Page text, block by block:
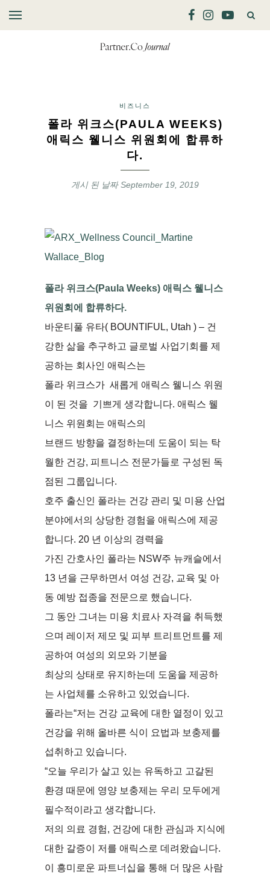
비즈니스
폴라 위크스(PAULA WEEKS)
애릭스 웰니스 위원회에 합류하
다.
게시 된 날짜September 19, 2019
폴라 위크스(Paula Weeks) 애릭스 웰니스
위원회에 합류하다.
바운티풀 유타( BOUNTIFUL, Utah ) – 건
강한 삶을 추구하고 글로벌 사업기회를 제
공하는 회사인 애릭스는
폴라 위크스가 새롭게 애릭스 웰니스 위원
이 된 것을 기쁘게 생각합니다. 애릭스 웰
니스 위원회는 애릭스의
브랜드 방향을 결정하는데 도움이 되는 탁
월한 건강, 피트니스 전문가들로 구성된 독
점된 그룹입니다.
호주 출신인 폴라는 건강 관리 및 미용 산업
분야에서의 상당한 경험을 애릭스에 제공
합니다. 20 년 이상의 경력을
가진 간호사인 폴라는 NSW주 뉴캐슬에서
13 년을 근무하면서 여성 건강, 교육 및 아
동 예방 접종을 전문으로 했습니다.
그 동안 그녀는 미용 치료사 자격을 취득했
으며 레이저 제모 및 피부 트리트먼트를 제
공하여 여성의 외모와 기분을
최상의 상태로 유지하는데 도움을 제공하
는 사업체를 소유하고 있었습니다.
폴라는“저는 건강 교육에 대한 열정이 있고
건강을 위해 올바른 식이 요법과 보충제를
섭취하고 있습니다.
“오늘 우리가 살고 있는 유독하고 고갈된
환경 때문에 영양 보충제는 우리 모두에게
필수적이라고 생각합니다.
저의 의료 경험, 건강에 대한 관심과 지식에
대한 갈증이 저를 애릭스로 데려왔습니다.
이 흥미로운 파트너십을 통해 더 많은 사람